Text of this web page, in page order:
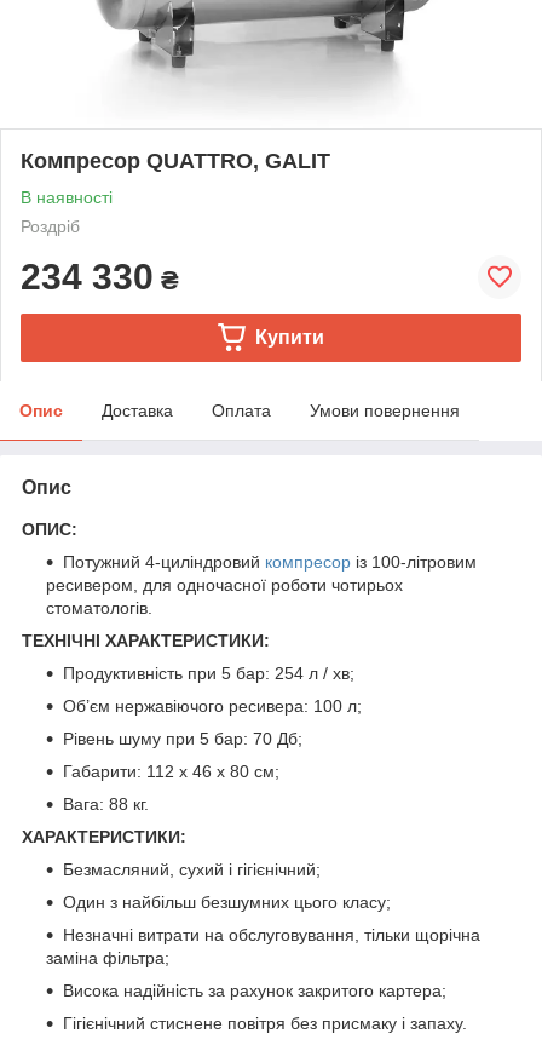
Компресор QUATTRO, GALIT
В наявності
Роздріб
234 330 ₴
Купити
Опис Доставка Оплата Умови повернення
Опис
ОПИС:
Потужний 4-циліндровий компресор із 100-літровим
ресивером, для одночасної роботи чотирьох
стоматологів.
ТЕХНІЧНІ ХАРАКТЕРИСТИКИ:
Продуктивність при 5 бар: 254 л / хв;
Об’єм нержавіючого ресивера: 100 л;
Рівень шуму при 5 бар: 70 Дб;
Габарити: 112 х 46 х 80 см;
Вага: 88 кг.
ХАРАКТЕРИСТИКИ:
Безмасляний, сухий і гігієнічний;
Один з найбільш безшумних цього класу;
Незначні витрати на обслуговування, тільки щорічна
заміна фільтра;
Висока надійність за рахунок закритого картера;
Гігієнічний стиснене повітря без присмаку і запаху.